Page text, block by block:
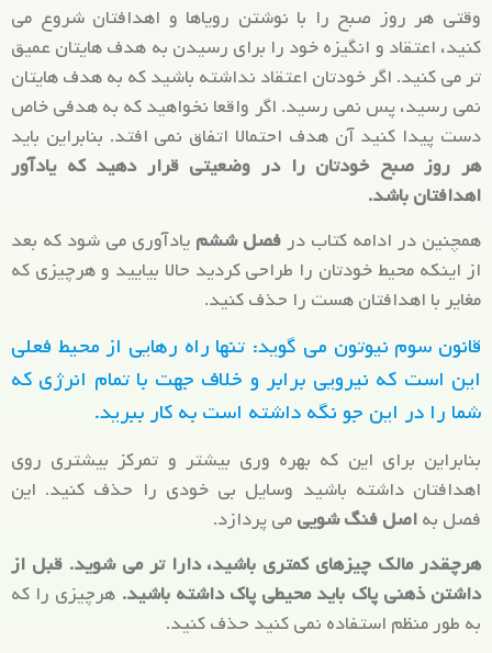
وقتی هر روز صبح را با نوشتن رویاها و اهدافتان شروع می
کنید، اعتقاد و انگیزه خود را برای رسیدن به هدف هایتان عمیق
تر می کنید. اگر خودتان اعتقاد نداشته باشید که به هدف هایتان
نمی رسید، پس نمی رسید. اگر واقعا نخواهید که به هدفی خاص
دست پیدا کنید آن هدف احتمالا اتفاق نمی افتد. بنابراین باید
هر روز صبح خودتان را در وضعیتی قرار دهید که یادآور
اهدافتان باشد.
همچنین در ادامه کتاب درفصل ششم یادآوری می شود که بعد
از اینکه محیط خودتان را طراحی کردید حالا بیایید و هرچیزی که
مغایر با اهدافتان هست را حذف کنید.
قانون سوم نیوتون می گوید: تنها راه رهایی از محیط فعلی
این است که نیرویی برابر و خلاف جهت با تمام انرژی که
شما را در این جو نگه داشته است به کار ببرید.
بنابراین برای این که بهره وری بیشتر و تمرکز بیشتری روی
اهدافتان داشته باشید وسایل بی خودی را حذف کنید. این
فصل بهاصل فنگ شوییمی پردازد.
هرچقدر مالک چیزهای کمتری باشید، دارا تر می شوید. قبل از
داشتن ذهنی پاک باید محیطی پاک داشته باشید. هرچیزی را که
به طور منظم استفاده نمی کنید حذف کنید.